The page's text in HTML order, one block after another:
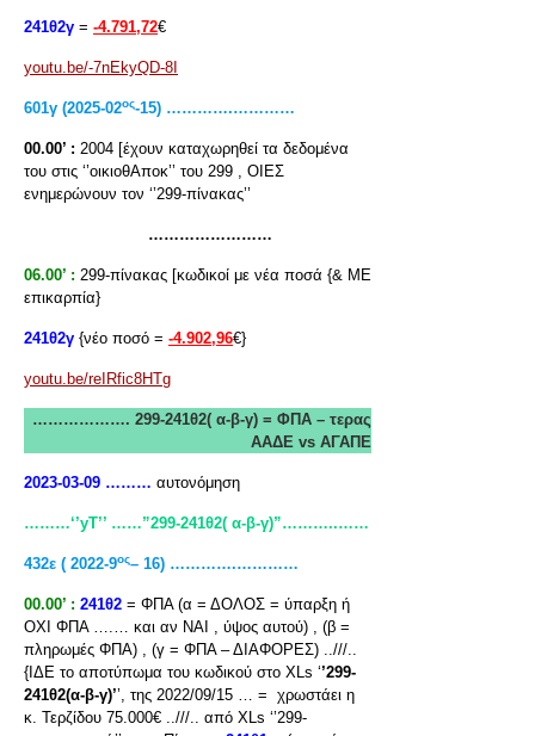
241θ2γ = -4.791,72€
youtu.be/-7nEkyQD-8I
601γ (2025-02ος-15) ………….…………
00.00’ : 2004 [έχουν καταχωρηθεί τα δεδομένα
του στις ‘’οικιοθΑποκ’’ του 299 , ΟΙΕΣ
ενημερώνουν τον ‘’299-πίνακας’’
……………………
06.00’ : 299-πίνακας [κωδικοί με νέα ποσά {& ΜΕ
επικαρπία}
241θ2γ {νέο ποσό = -4.902,96€}
youtu.be/reIRfic8HTg
………………. 299-241θ2( α-β-γ) = ΦΠΑ – τερας
ΑΑΔΕ vs ΑΓΑΠΕ
2023-03-09 ……… αυτονόμηση
………‘’yT’’ ……”299-241θ2( α-β-γ)”………..……
432ε ( 2022-9ος– 16) ………….…………
00.00’ : 241θ2 = ΦΠΑ (α = ΔΟΛΟΣ = ύπαρξη ή
ΟΧΙ ΦΠΑ ….… και αν ΝΑΙ , ύψος αυτού) , (β =
πληρωμές ΦΠΑ) , (γ = ΦΠΑ – ΔΙΑΦΟΡΕΣ) ..///..
{ΙΔΕ το αποτύπωμα του κωδικού στο XLs ‘’299-
241θ2(α-β-γ)’’, της 2022/09/15 … = χρωστάει η
κ. Τερζίδου 75.000€ ..///.. από XLs ‘’299-